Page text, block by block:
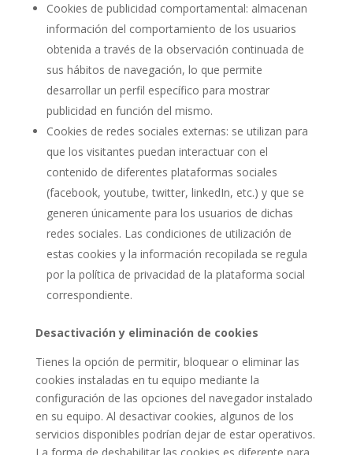
Cookies de publicidad comportamental: almacenan
información del comportamiento de los usuarios
obtenida a través de la observación continuada de
sus hábitos de navegación, lo que permite
desarrollar un perfil específico para mostrar
publicidad en función del mismo.
Cookies de redes sociales externas: se utilizan para
que los visitantes puedan interactuar con el
contenido de diferentes plataformas sociales
(facebook, youtube, twitter, linkedIn, etc.) y que se
generen únicamente para los usuarios de dichas
redes sociales. Las condiciones de utilización de
estas cookies y la información recopilada se regula
por la política de privacidad de la plataforma social
correspondiente.
Desactivación y eliminación de cookies
Tienes la opción de permitir, bloquear o eliminar las
cookies instaladas en tu equipo mediante la
configuración de las opciones del navegador instalado
en su equipo. Al desactivar cookies, algunos de los
servicios disponibles podrían dejar de estar operativos.